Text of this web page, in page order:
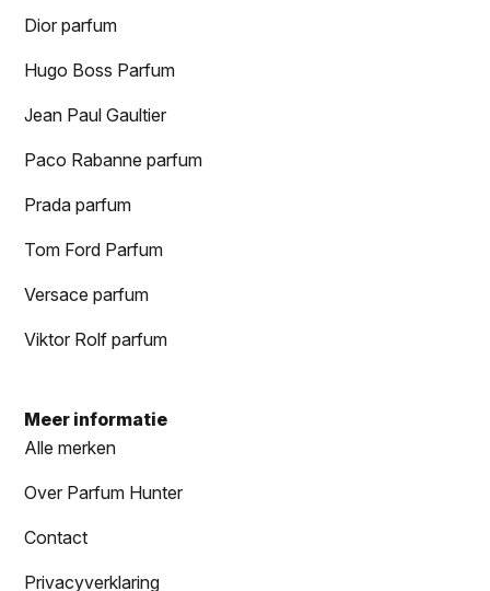
Dior parfum
Hugo Boss Parfum
Jean Paul Gaultier
Paco Rabanne parfum
Prada parfum
Tom Ford Parfum
Versace parfum
Viktor Rolf parfum
Meer informatie
Alle merken
Over Parfum Hunter
Contact
Privacyverklaring